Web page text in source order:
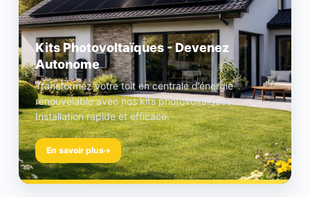
Kits Photovoltaïques - Devenez
Autonome
Transformez votre toit en centrale d’énergie
renouvelable avec nos kits photovoltaïques.
Installation rapide et efficace.
En savoir plus